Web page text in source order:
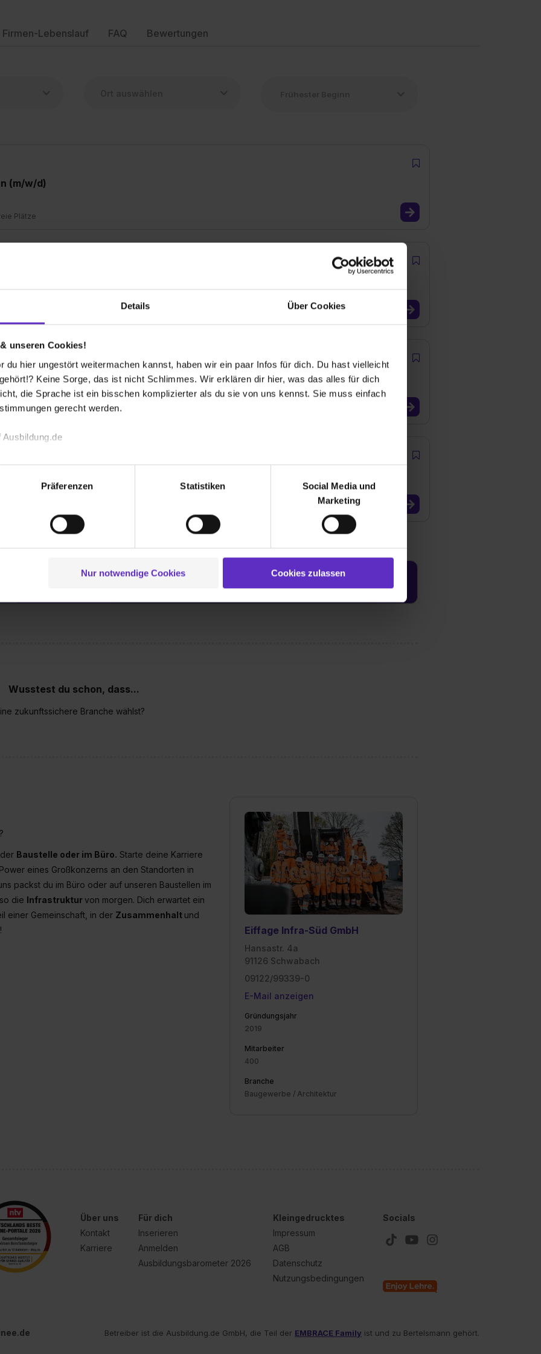
Details Über Cookies
unseren Cookies!
du hier ungestört weitermachen kannst, haben wir ein paar Infos für dich. Du hast vielleicht
Keine Sorge, das ist nicht Schlimmes. Wir erklären dir hier, was das alles für dich
die Sprache ist ein bisschen komplizierter als du sie von uns kennst. Sie muss einfach
gerecht werden.
Funktion unserer Webseite („Notwendig“), um von dir bei Benutzung der
zu speichern ( „Präferenzen“), die Zugriffe auf unsere Webseite zu analysieren
zu deiner Verwendung unserer Website an unsere Partner für soziale Medien, Werbung
um Inhalte und Anzeigen zu personalisieren („Social Media und Marketing“). Unsere
möglicherweise mit weiteren Daten zusammen, die du ihnen bereitgestellt hast oder die
separaten Aktivierung von „Social Media und Marketing“ bist du auch damit
der Cookies externe Inhalte (z.B. Videos oder Posts) angezeigt und hierfür
ganz oder teilweise über unsere Datenschutzerklärung unter dem Punkt
widerrufen. Weitere Informationen zu den einzelnen Cookies findest du durch Klick auf
Datenschutzerklärung
Präferenzen Statistiken
Social Media und
Marketing
Nur notwendige Cookies Cookies zulassen
Firmen-Lebenslauf FAQ Bewertungen
(m/w/d)
Plätze
d)
(m/w/d)
Platz
Wusstest du schon, dass...
zukunftssichere Branche wählst?
Eiffage Infra-Süd GmbH
Hansastr. 4a
91126 Schwabach
09122/99339-0
E-Mail anzeigen
Gründungsjahr
2019
Mitarbeiter
400
Branche
Baugewerbe / Architektur
Baustelle oder im Büro. Starte deine Karriere
eines Großkonzerns an den Standorten in
packst du im Büro oder auf unseren Baustellen im
die Infrastrukturvon morgen. Dich erwartet ein
einer Gemeinschaft, in der Zusammenhalt und
Über uns
Kontakt
Karriere
Für dich
Inserieren
Anmelden
Ausbildungsbarometer 2026
Kleingedrucktes
Impressum
AGB
Datenschutz
Nutzungsbedingungen
Socials
Betreiber ist die Ausbildung.de GmbH, die Teil der EMBRACE Family ist und zu Bertelsmann gehört.